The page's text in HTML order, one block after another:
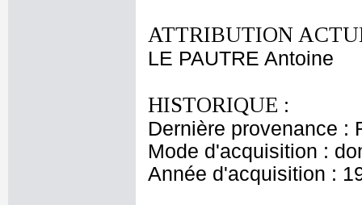
ATTRIBUTION
LE PAUTRE Antoine
HISTORIQUE :
Dernière provenance :
Mode d'acquisition :
Année d'acquisition :